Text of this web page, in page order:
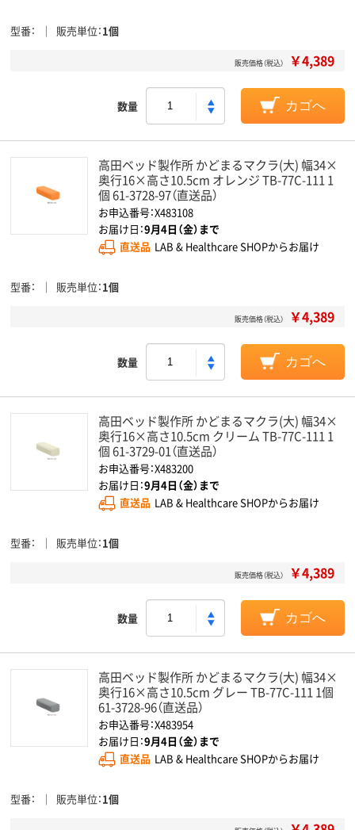
型番 販売単位 1個
販売価格（税込） ￥4,389
数量 カゴへ
高田ベッド製作所 かどまるマクラ(大) 幅34×
奥行16×高さ10.5cm オレンジ TB-77C-111 1
個 61-3728-97（直送品）
お申込番号：X483108
お届け日：9月4日（金）まで
直送品 LAB & Healthcare SHOPからお届け
型番 販売単位 1個
販売価格（税込） ￥4,389
数量 カゴへ
高田ベッド製作所 かどまるマクラ(大) 幅34×
奥行16×高さ10.5cm クリーム TB-77C-111 1
個 61-3729-01（直送品）
お申込番号：X483200
お届け日：9月4日（金）まで
直送品 LAB & Healthcare SHOPからお届け
型番 販売単位 1個
販売価格（税込） ￥4,389
数量 カゴへ
高田ベッド製作所 かどまるマクラ(大) 幅34×
奥行16×高さ10.5cm グレー TB-77C-111 1個
61-3728-96（直送品）
お申込番号：X483954
お届け日：9月4日（金）まで
直送品 LAB & Healthcare SHOPからお届け
型番 販売単位 1個